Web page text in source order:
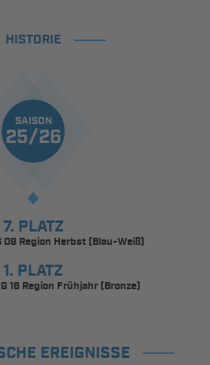
HISTORIE
SAISON
25/26
7. PLATZ
09 Region Herbst (Blau-Weiß)
1. PLATZ
16 Region Frühjahr (Bronze)
EREIGNISSE